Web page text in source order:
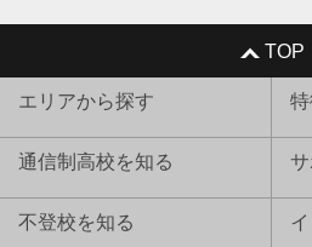
TOP
エリアから探す
通信制高校を知る
不登校を知る